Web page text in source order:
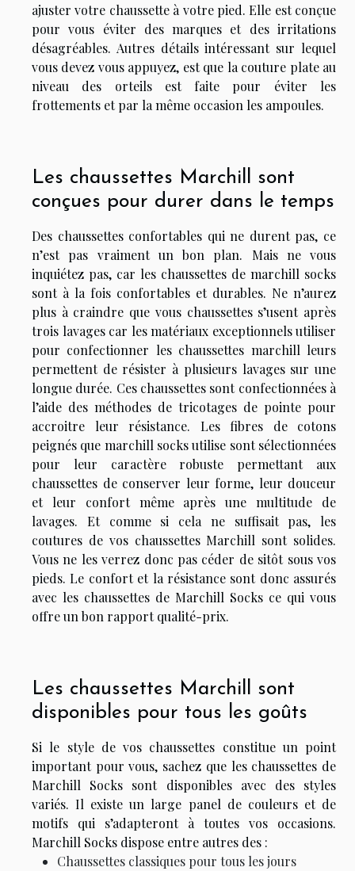
ajuster votre chaussette à votre pied. Elle est conçue
pour vous éviter des marques et des irritations
désagréables. Autres détails intéressant sur lequel
vous devez vous appuyez, est que la couture plate au
niveau des orteils est faite pour éviter les
frottements et par la même occasion les ampoules.
Les chaussettes Marchill sont
conçues pour durer dans le temps
Des chaussettes confortables qui ne durent pas, ce
n’est pas vraiment un bon plan. Mais ne vous
inquiétez pas, car les chaussettes de marchill socks
sont à la fois confortables et durables. Ne n’aurez
plus à craindre que vous chaussettes s’usent après
trois lavages car les matériaux exceptionnels utiliser
pour confectionner les chaussettes marchill leurs
permettent de résister à plusieurs lavages sur une
longue durée. Ces chaussettes sont confectionnées à
l’aide des méthodes de tricotages de pointe pour
accroitre leur résistance. Les fibres de cotons
peignés que marchill socks utilise sont sélectionnées
pour leur caractère robuste permettant aux
chaussettes de conserver leur forme, leur douceur
et leur confort même après une multitude de
lavages. Et comme si cela ne suffisait pas, les
coutures de vos chaussettes Marchill sont solides.
Vous ne les verrez donc pas céder de sitôt sous vos
pieds. Le confort et la résistance sont donc assurés
avec les chaussettes de Marchill Socks ce qui vous
offre un bon rapport qualité-prix.
Les chaussettes Marchill sont
disponibles pour tous les goûts
Si le style de vos chaussettes constitue un point
important pour vous, sachez que les chaussettes de
Marchill Socks sont disponibles avec des styles
variés. Il existe un large panel de couleurs et de
motifs qui s’adapteront à toutes vos occasions.
Marchill Socks dispose entre autres des :
Chaussettes classiques pour tous les jours